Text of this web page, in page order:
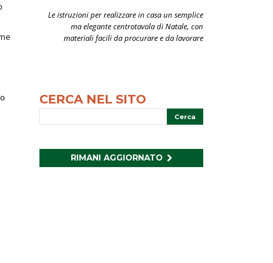
Le istruzioni per realizzare in casa un semplice
ma elegante centrotavola di Natale, con
materiali facili da procurare e da lavorare
CERCA NEL SITO
RIMANI AGGIORNATO